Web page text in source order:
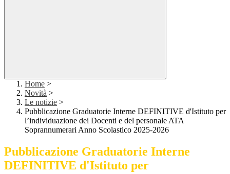
Home >
Novità >
Le notizie >
Pubblicazione Graduatorie Interne DEFINITIVE d'Istituto per
l’individuazione dei Docenti e del personale ATA
Soprannumerari Anno Scolastico 2025-2026
Pubblicazione Graduatorie Interne
DEFINITIVE d'Istituto per